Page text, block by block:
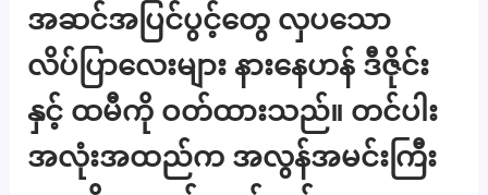
အဆင်အပြင်ပွင့်တွေ လှပသော
လိပ်ပြာလေးများ နားနေဟန် ဒီဇိုင်း
နှင့် ထမီကို ဝတ်ထားသည်။ တင်ပါး
အလုံးအထည်က အလွန်အမင်းကြီး